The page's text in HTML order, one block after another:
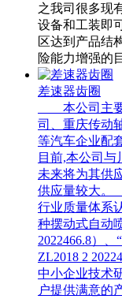
之我司很多现
设备和工装即
区达到产品结
险能力增强的
差速器齿圈
本公司主要
司、重庆传动
等汽车企业配
目前,本公司
未来将为其供
供应量较大
行业质量体系
种摆动式自动
2022466.8）
ZL2018 2
中小企业技术
户提供满意